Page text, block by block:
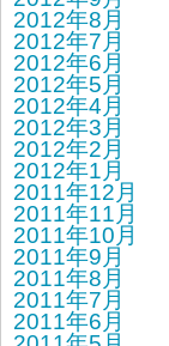
2012年8月
2012年7月
2012年6月
2012年5月
2012年4月
2012年3月
2012年2月
2012年1月
2011年12月
2011年11月
2011年10月
2011年9月
2011年8月
2011年7月
2011年6月